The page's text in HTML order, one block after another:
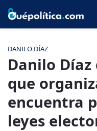
DANILO DÍAZ
Danilo
que
encuentra
leyes